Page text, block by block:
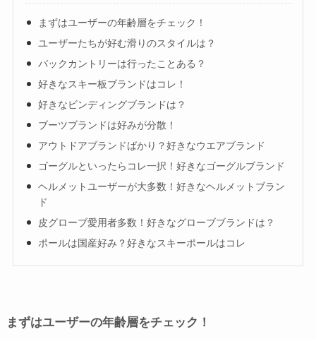
まずはユーザーの年齢層をチェック！
ユーザーたちが好む滑りのスタイルは？
バックカントリーは行ったことある？
好きなスキー板ブランドはコレ！
好きなビンディングブランドは？
ブーツブランドは好みが分散！
アウトドアブランドばかり？好きなウエアブランド
ゴーグルといったらコレ一択！好きなゴーグルブランド
ヘルメットユーザーが大多数！好きなヘルメットブラン
ド
皮グローブ愛用者多数！好きなグローブブランドは？
ポールは国産好み？好きなスキーポールはコレ
まずはユーザーの年齢層をチェック！